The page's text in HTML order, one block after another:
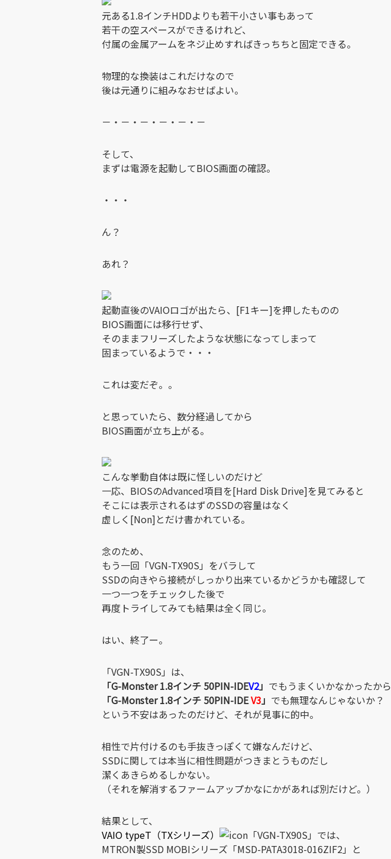
元ある1.8インチHDDよりも若干小さい事もあって
若干の空スペースができるけれど、
付属の金属アームをネジ止めすればきっちちと固定できる。
物理的な換装はこれだけなので
後は元通りに組みなおせばよい。
－・－・－・－・－・－
そして、
まずは電源を起動してBIOS画面の確認。
・・・
ん？
あれ？
起動直後のVAIOロゴが出たら、[F1キー]を押したものの
BIOS画面には移行せず、
そのままフリーズしたような状態になってしまって
固まっているようで・・・
これは変だぞ。。
と思っていたら、数分経過してから
BIOS画面が立ち上がる。
こんな挙動自体は既に怪しいのだけど
一応、BIOSのAdvanced項目を[Hard Disk Drive]を見てみると
そこには表示されるはずのSSDの容量はなく
虚しく[Non]とだけ書かれている。
念のため、
もう一回「VGN-TX90S」をバラして
SSDの向きやら接続がしっかり出来ているかどうかも確認して
一つ一つをチェックした後で
再度トライしてみても結果は全く同じ。
はい、終了ー。
「VGN-TX90S」は、
「G-Monster 1.8インチ 50PIN-IDEV2」 でもうまくいかなかったから
「G-Monster 1.8インチ 50PIN-IDEV3 」 でも無理なんじゃないか？
という不安はあったのだけど、それが見事に的中。
相性で片付けるのも手抜きっぽくて嫌なんだけど、
SSDに関しては本当に相性問題がつきまとうものだし
潔くあきらめるしかない。
（それを解消するファームアップかなにかがあれば別だけど。）
結果として、
VAIO typeT（TXシリーズ）
「VGN-TX90S」では、
MTRON製SSD MOBIシリーズ「MSD-PATA3018-016ZIF2」と